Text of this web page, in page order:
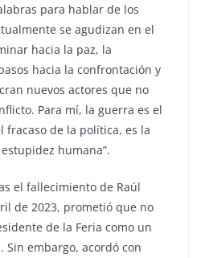
para hablar de los
se agudizan en el
hacia la paz, la
hacia la confrontación y
nuevos actores que no
Para mí, la guerra es el
fracaso de la política, es la
humana”.
el fallecimiento de Raúl
de 2023, prometió que no
de la Feria como un
Sin embargo, acordó con